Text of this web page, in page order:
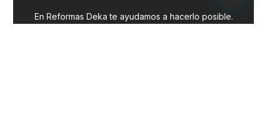
En Reformas Deka te ayudamos a hacerlo posible.